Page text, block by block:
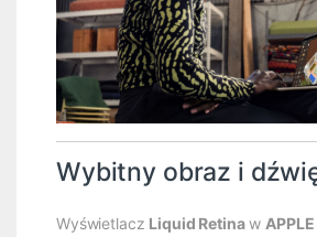
Wybitny obraz i
Wyświetlacz Liquid Retinaw